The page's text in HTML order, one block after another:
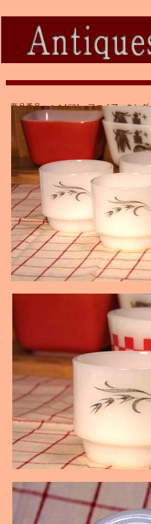
商品番号：ａｔ1601 ファイアーキン